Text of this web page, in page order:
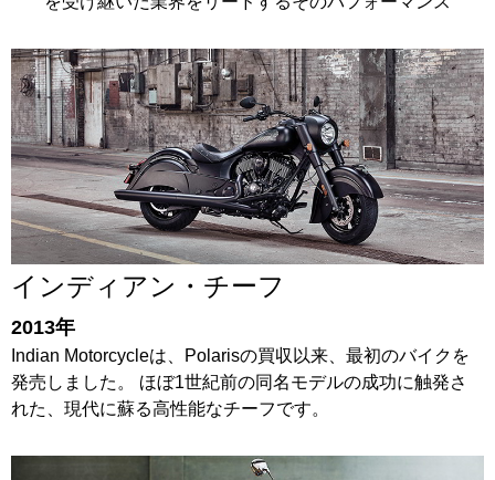
インディアン・チーフ
2013年
Indian Motorcycleは、Polarisの買収以来、最初のバイクを
発売しました。 ほぼ1世紀前の同名モデルの成功に触発さ
れた、現代に蘇る高性能なチーフです。